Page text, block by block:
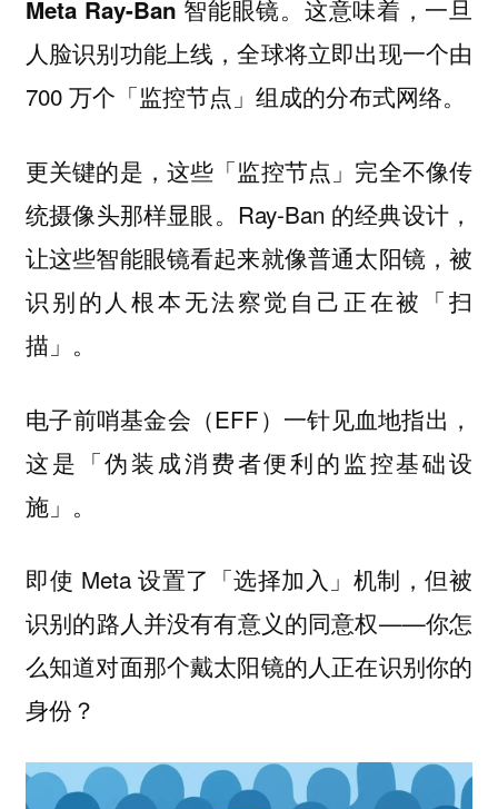
Meta Ray-Ban 智能眼镜。这意味着，一旦
人脸识别功能上线，全球将立即出现一个由
700 万个「监控节点」组成的分布式网络。
更关键的是，这些「监控节点」完全不像传
统摄像头那样显眼。Ray-Ban 的经典设计，
让这些智能眼镜看起来就像普通太阳镜，被
识别的人根本无法察觉自己正在被「扫
描」。
电子前哨基金会（EFF）一针见血地指出，
这是「伪装成消费者便利的监控基础设
施」。
即使 Meta 设置了「选择加入」机制，但被
识别的路人并没有有意义的同意权——你怎
么知道对面那个戴太阳镜的人正在识别你的
身份？